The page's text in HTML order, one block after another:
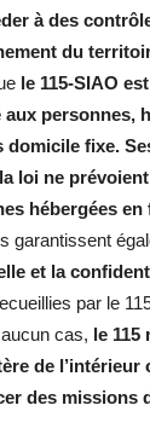
à des
du
le 115-SIAO
aux personnes,
domicile fixe.
loi ne
hébergées
garantissent
et la
par le
cas, le 115
de l’intérieur
des missions